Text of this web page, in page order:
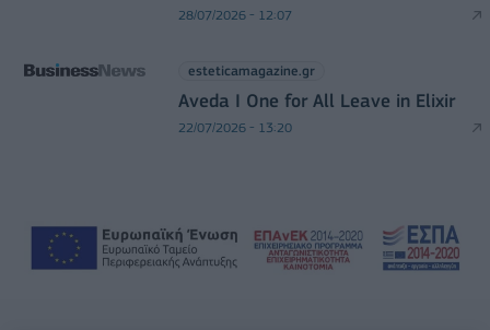
28/07/2026 - 12:07
esteticamagazine.gr
Aveda I One for All Leave in Elixir
22/07/2026 - 13:20